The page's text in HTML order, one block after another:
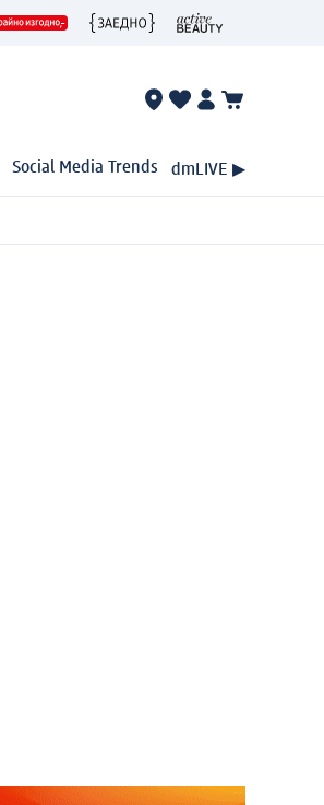
Social Media Trends dmLIVE ▶